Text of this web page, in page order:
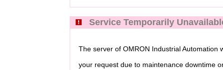
Service Temporarily
The server of OMRON Industrial Automation
your request due to maintenance downtime